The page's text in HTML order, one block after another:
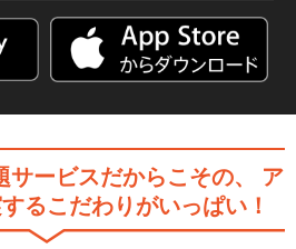
ービスだからこその、
ア
るこだわりがいっぱい！